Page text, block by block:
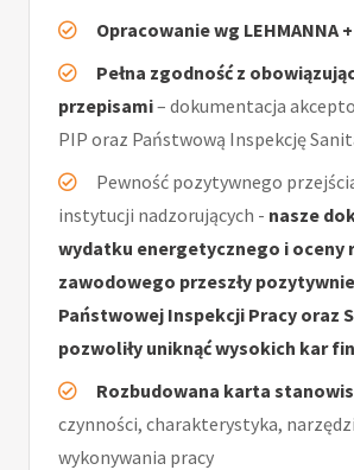
Opracowanie wg LEHMANNA
Pełna zgodność z
przepisami– dokumentacja
PIP oraz Państwową Inspekcję
Pewność pozytywnego
instytucji nadzorujących - nasze
wydatku energetycznego i oceny
zawodowego przeszły
Państwowej Inspekcji Pracy oraz
pozwoliły uniknąć wysokich kar
Rozbudowana karta
czynności, charakterystyka,
wykonywania pracy